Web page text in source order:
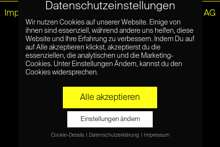
Impressum © Netzpiloten AG
Datenschutzeinstellungen
Wir nutzen Cookies auf unserer Website. Einige von
ihnen sind essenziell, während andere uns helfen, diese
Website und Ihre Erfahrung zu verbessern. Indem Du auf
auf Alle akzeptieren klickst, akzeptierst du die
essenziellen, die analytischen und die Marketing-
Cookies. Unter Einstellungen Ändern, kannst du den
Cookies widersprechen.
Alle akzeptieren
Einstellungen ändern
Cookie-Details Datenschutzerklärung Impressum